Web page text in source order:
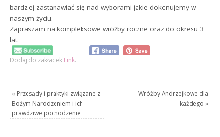
bardziej zastanawiać się nad wyborami jakie dokonujemy w
naszym życiu.
Zapraszam na kompleksowe wróżby roczne oraz do okresu 3
lat.
Dodaj do zakładek Link.
« Przesądy i praktyki związane z
Bożym Narodzeniem i ich
prawdziwe pochodzenie
Wróżby Andrzejkowe dla
każdego »